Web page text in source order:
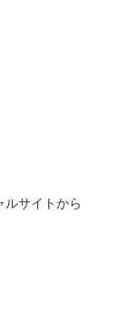
サイトから